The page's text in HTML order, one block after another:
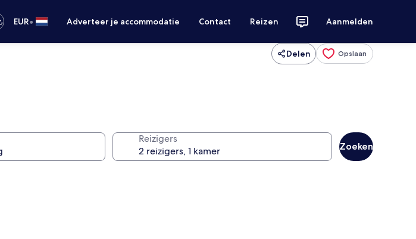
EUR• Adverteer je accommodatie Contact Reizen Aanmelden
Delen Opslaan
Reizigers
Zoeken